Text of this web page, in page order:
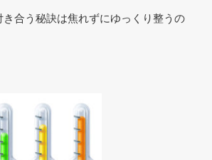
合う秘訣は焦れずにゆっくり整うの